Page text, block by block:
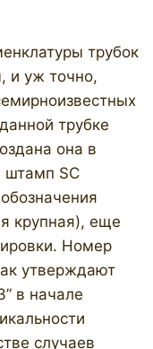
трубок
и уж точно,
трубке
она в
штамп SC
крупная), еще
Номер
утверждают
в начале
случаев